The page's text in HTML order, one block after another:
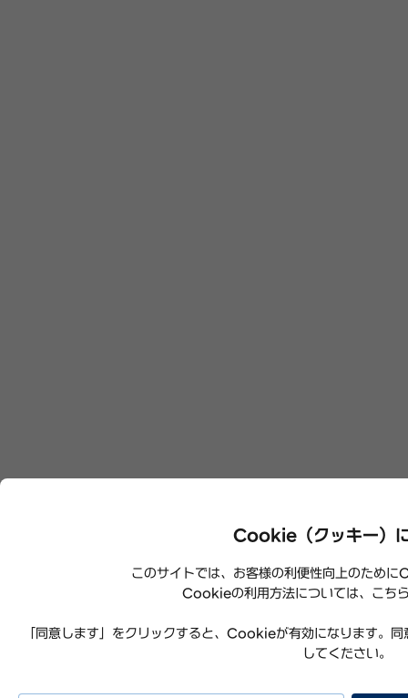
Cookie（クッキー）
このサイトでは、お客様の利便性向上のため
Cookieの利用方法については、こち
「同意します」をクリックすると、Cookieが有効になります。
してください。